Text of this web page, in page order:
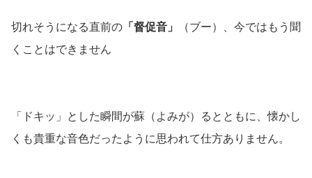
切れそうになる直前の 「督促音」 （ブー）
、今ではもう聞
くことはできません
「ドキッ」とした瞬間が蘇 （よみが）
るとともに、懐かし
くも貴重な音色だったように思われて仕方ありません。